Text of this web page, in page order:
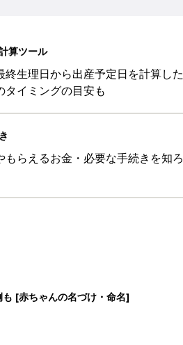
算ツール
終生理日から出産予定日を計算した
タイミングの目安も
もらえるお金・必要な手続きを知ろ
も [赤ちゃんの名づけ・命名]